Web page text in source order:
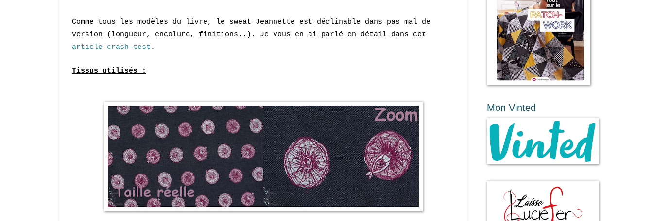
Comme tous les modèles du livre, le sweat Jeannette est déclinable dans pas mal de
version (longueur, encolure, finitions..). Je vous en ai parlé en détail dans cet
article crash-test .
Tissus utilisés :
Mon Vinted